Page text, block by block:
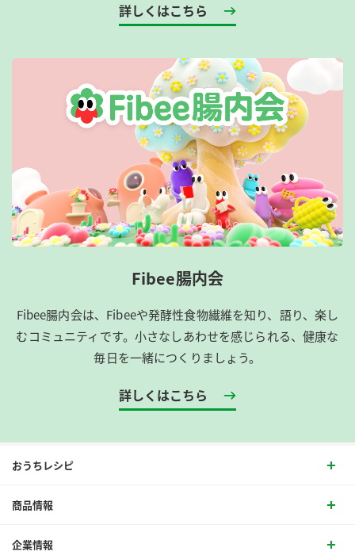
詳しくはこちら
Fibee腸内会
Fibee腸内会は、​Fibeeや発酵性食物繊維を知り、語り、楽し
むコミュニティです。​小さなしあわせを感じられる、健康な
毎日を一緒につくりましょう。
詳しくはこちら
おうちレシピ
商品情報
企業情報